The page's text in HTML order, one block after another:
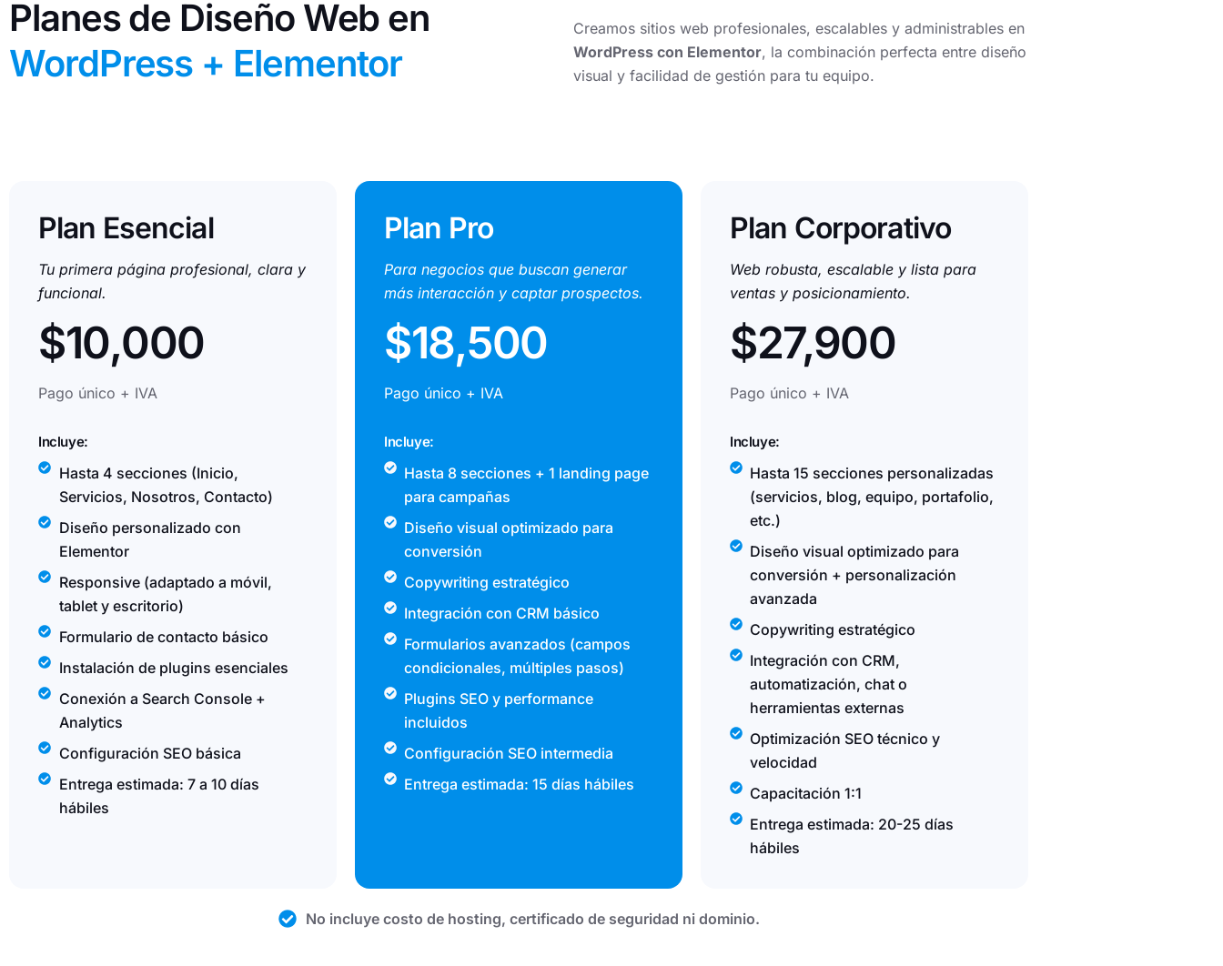
Planes de Diseño Web en
WordPress + Elementor
Creamos sitios web profesionales, escalables y administrables en
WordPress con Elementor, la combinación perfecta entre diseño
visual y facilidad de gestión para tu equipo.
Plan Esencial
Tu primera página profesional, clara y
funcional.
$10,000
Pago único + IVA
Incluye:
Hasta 4 secciones (Inicio,
Servicios, Nosotros, Contacto)
Diseño personalizado con
Elementor
Responsive (adaptado a móvil,
tablet y escritorio)
Formulario de contacto básico
Instalación de plugins esenciales
Conexión a Search Console +
Analytics
Configuración SEO básica
Entrega estimada: 7 a 10 días
hábiles
Plan Pro
Para negocios que buscan generar
más interacción y captar prospectos.
$18,500
Pago único + IVA
Incluye:
Hasta 8 secciones + 1 landing page
para campañas
Diseño visual optimizado para
conversión
Copywriting estratégico
Integración con CRM básico
Formularios avanzados (campos
condicionales, múltiples pasos)
Plugins SEO y performance
incluidos
Configuración SEO intermedia
Entrega estimada: 15 días hábiles
Plan Corporativo
Web robusta, escalable y lista para
ventas y posicionamiento.
$27,900
Pago único + IVA
Incluye:
Hasta 15 secciones personalizadas
(servicios, blog, equipo, portafolio,
etc.)
Diseño visual optimizado para
conversión + personalización
avanzada
Copywriting estratégico
Integración con CRM,
automatización, chat o
herramientas externas
Optimización SEO técnico y
velocidad
Capacitación 1:1
Entrega estimada: 20-25 días
hábiles
No incluye costo de hosting, certificado de seguridad ni dominio.